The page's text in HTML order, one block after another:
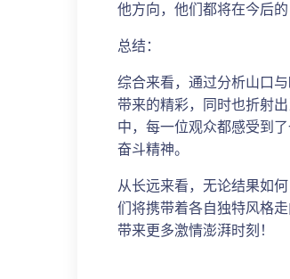
他方向，他们都将在今后
总结：
综合来看，通过分析山口
带来的精彩，同时也折射
中，每一位观众都感受到
奋斗精神。
从长远来看，无论结果如
们将携带着各自独特风格
带来更多激情澎湃时刻！